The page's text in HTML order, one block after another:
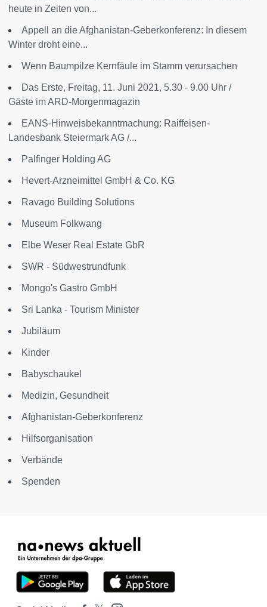
heute in Zeiten von...
Appell an die Afghanistan-Geberkonferenz: In diesem
Winter droht eine...
Wenn Baumpilze Kernfäule im Stamm verursachen
Das Erste, Freitag, 11. Juni 2021, 5.30 - 9.00 Uhr /
Gäste im ARD-Morgenmagazin
EANS-Hinweisbekanntmachung: Raiffeisen-
Landesbank Steiermark AG /...
Palfinger Holding AG
Hevert-Arzneimittel GmbH & Co. KG
Ravago Building Solutions
Museum Folkwang
Elbe Weser Real Estate GbR
SWR - Südwestrundfunk
Mongo's Gastro GmbH
Sri Lanka - Tourism Minister
Jubiläum
Kinder
Babyschaukel
Medizin, Gesundheit
Afghanistan-Geberkonferenz
Hilfsorganisation
Verbände
Spenden